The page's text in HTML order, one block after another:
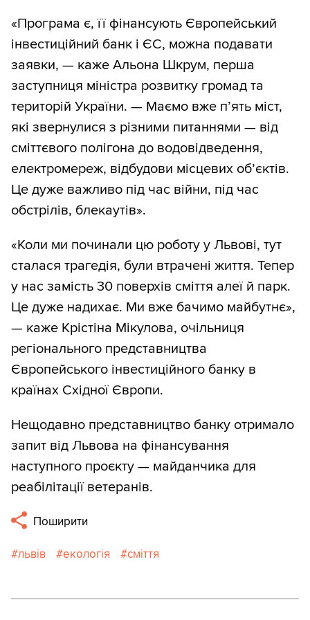
«Програма є, її фінансують Європейський
інвестиційний банк і ЄС, можна подавати
заявки, — каже Альона Шкрум, перша
заступниця міністра розвитку громад та
територій України. — Маємо вже п’ять міст,
які звернулися з різними питаннями — від
сміттєвого полігона до водовідведення,
електромереж, відбудови місцевих об’єктів.
Це дуже важливо під час війни, під час
обстрілів, блекаутів».
«Коли ми починали цю роботу у Львові, тут
сталася трагедія, були втрачені життя. Тепер
у нас замість 30 поверхів сміття алеї й парк.
Це дуже надихає. Ми вже бачимо майбутнє»,
— каже Крістіна Мікулова, очільниця
регіонального представництва
Європейського інвестиційного банку в
країнах Східної Європи.
Нещодавно представництво банку отримало
запит від Львова на фінансування
наступного проєкту — майданчика для
реабілітації ветеранів.
Поширити
львів екологія сміття